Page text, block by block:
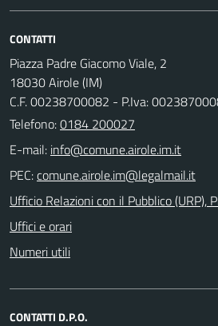
CONTATTI
Piazza Padre Giacomo Viale, 2
18030 Airole (IM)
C.F. 00238700082 - P.Iva:
Telefono:0184 200027
E-mail:
PEC:
Ufficio Relazioni con il Pubblico (URP),
Uffici e orari
Numeri utili
CONTATTI D.P.O.